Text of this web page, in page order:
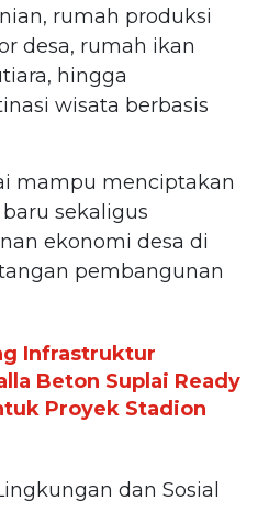
rumah produksi
desa, rumah ikan
hingga
wisata berbasis
mampu menciptakan
sekaligus
ekonomi desa di
pembangunan
Infrastruktur
Beton Suplai Ready
Proyek Stadion
dan Sosial